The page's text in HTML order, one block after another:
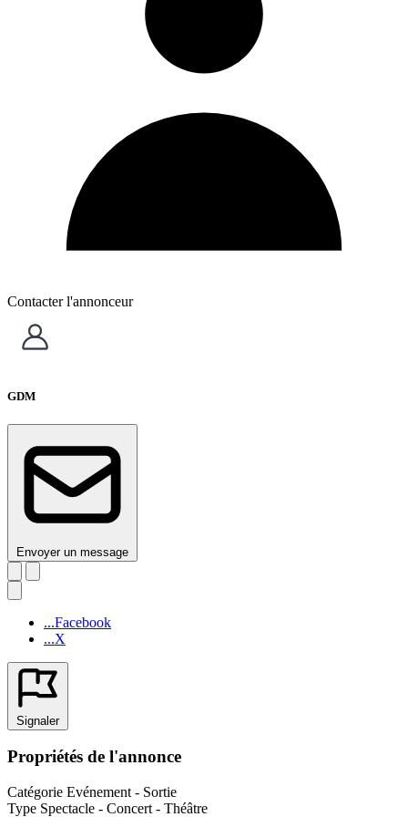
Contacter l'annonceur
GDM
Envoyer un message
...Facebook
...X
Signaler
Propriétés de l'annonce
Catégorie Evénement - Sortie
Type Spectacle - Concert - Théâtre